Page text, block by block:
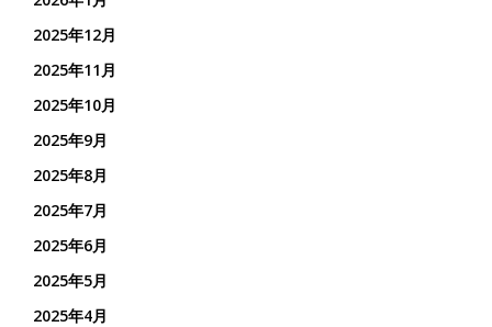
2025年12月
2025年11月
2025年10月
2025年9月
2025年8月
2025年7月
2025年6月
2025年5月
2025年4月